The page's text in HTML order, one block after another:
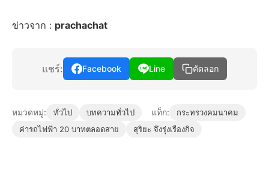
ข่าวจาก : prachachat
แชร์: Facebook Line คัดลอก
หมวดหมู่: ทั่วไป บทความทั่วไป แท็ก:
กระทรวงคมนาคม
ค่ารถไฟฟ้า 20 บาทตลอดสาย
สุริยะ จึงรุ่งเรืองกิจ